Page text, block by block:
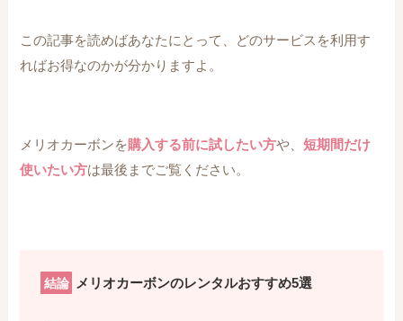
この記事を読めばあなたにとって、どのサービスを利用す
ればお得なのかが分かりますよ。
メリオカーボンを購入する前に試したい方や、短期間だけ
使いたい方は最後までご覧ください。
結論 メリオカーボンのレンタルおすすめ5選